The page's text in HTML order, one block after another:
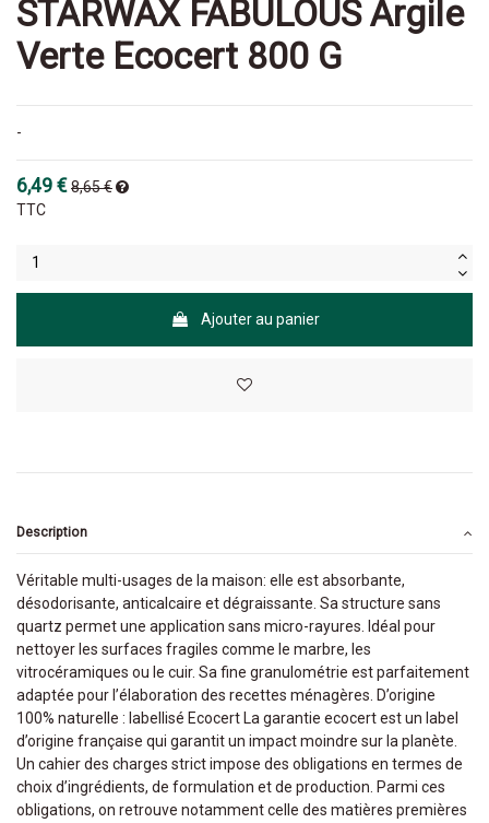
STARWAX FABULOUS Argile
Verte Ecocert 800 G
-
6,49 €8,65 €
TTC
Ajouter au panier
Description
Véritable multi-usages de la maison: elle est absorbante,
désodorisante, anticalcaire et dégraissante. Sa structure sans
quartz permet une application sans micro-rayures. Idéal pour
nettoyer les surfaces fragiles comme le marbre, les
vitrocéramiques ou le cuir. Sa fine granulométrie est parfaitement
adaptée pour l’élaboration des recettes ménagères. D’origine
100% naturelle : labellisé Ecocert La garantie ecocert est un label
d’origine française qui garantit un impact moindre sur la planète.
Un cahier des charges strict impose des obligations en termes de
choix d’ingrédients, de formulation et de production. Parmi ces
obligations, on retrouve notamment celle des matières premières